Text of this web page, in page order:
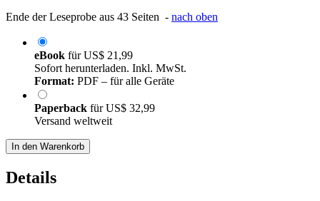
Ende der Leseprobe aus 43 Seiten - nach oben
eBook fürUS$ 21,99
Sofort herunterladen. Inkl. MwSt.
Format: PDF – für alle Geräte
Paperback fürUS$ 32,99
Versand weltweit
In den Warenkorb
Details